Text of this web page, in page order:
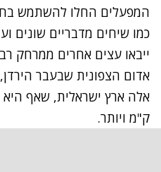
המפעלים החלו להשתמש
כמו שיחים מדבריים שונים
ייבאו עצים אחרים ממרחק
אלה ארץ ישראלית, שאף
ק"מ ויותר.